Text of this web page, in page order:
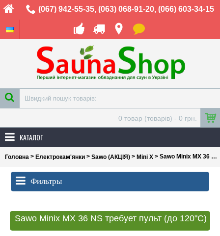
(067) 942-55-35, (063) 068-91-20, (066) 603-34-15
0 товар (товарів) - 0 грн.
КАТАЛОГ
Головна > Електрокам'янки > Sawo (АКЦІЯ) > Mini X > Sawo Minix MX 36 NS требует пульт (до 120"С)
Фильтры
Sawo Minix MX 36 NS требует пульт (до 120"С)